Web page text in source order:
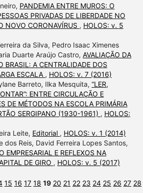
PANDEMIA ENTRE MUROS: O
PRIVADAS DE LIBERDADE NO
NOVO CORONAVÍRUS , HOLOS: v. 5
da Silva, Pedro Isaac Ximenes
Duarte Araújo Castro, AVALIAÇÃO DA
BRASIL: A CENTRALIDADE DOS
ESCALA , HOLOS: v. 7 (2016)
Barreto, Ilka Mesquita, “LER,
ENTRE CIRCULAÇÃO E
DE MÉTODOS NA ESCOLA PRIMÁRIA
SERGIPANO (1930-1961) , HOLOS:
Leite, Editorial , HOLOS: v. 1 (2014)
dos Reis, David Ferreira Lopes Santos,
EMPRESARIAL E REFLEXOS NA
DE GIRO , HOLOS: v. 5 (2017)
15 16 17 18 19 20 21 22 23 24 25 26 27 28